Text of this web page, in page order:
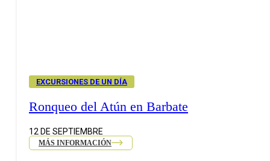
EXCURSIONES DE UN DÍA
Ronqueo del Atún en Barbate
12 DE SEPTIEMBRE
MÁS INFORMACIÓN